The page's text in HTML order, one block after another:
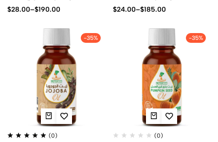
$28.00–$190.00 $24.00–$185.00
-35%
(0)
-35%
(0)